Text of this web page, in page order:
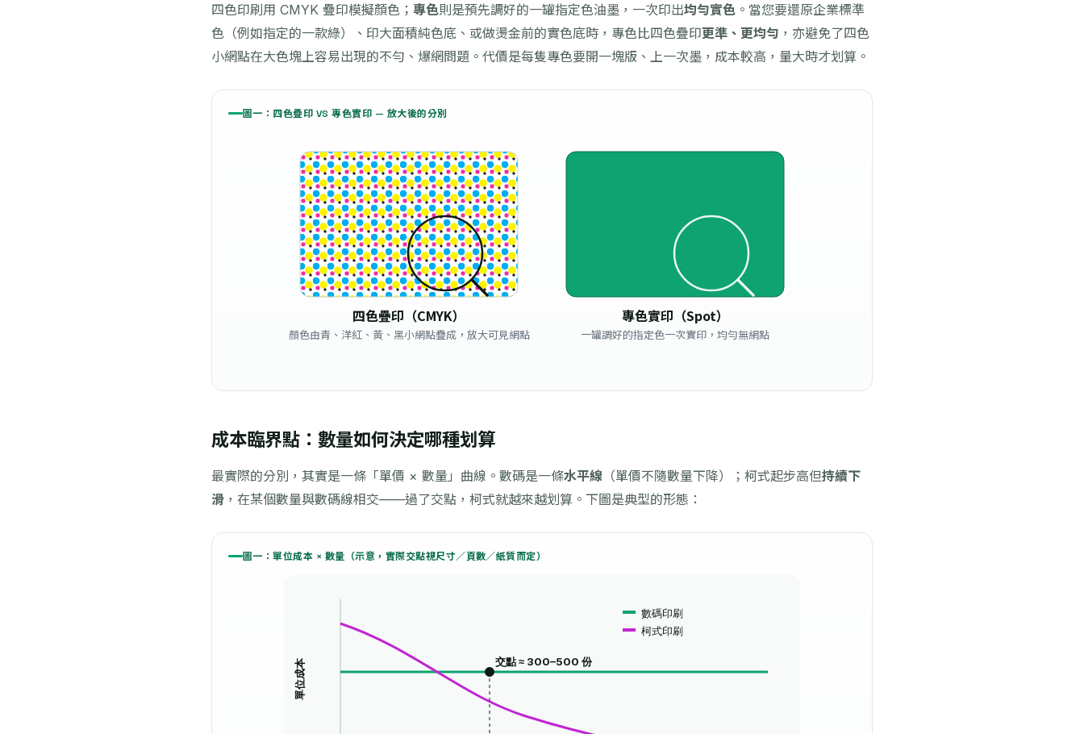
四色印刷用 CMYK 疊印模擬顏色； 專色則是預先調好的一罐指定色油墨，一次印出均勻實色 。當您要還原企業標準
色（例如指定的一款綠）、印大面積純色底、或做燙金前的實色底時，專色比四色疊印更準、更均勻 ，亦避免了四色
小網點在大色塊上容易出現的不勻、爆網問題。代價是每隻專色要開一塊版、上一次墨，成本較高，量大時才划算。
圖一：四色疊印 VS 專色實印 — 放大後的分別
四色疊印（CMYK）
顏色由青、洋紅、黃、黑小網點疊成，放大可見網點
專色實印（Spot）
一罐調好的指定色一次實印，均勻無網點
成本臨界點：數量如何決定哪種划算
最實際的分別，其實是一條「單價 × 數量」曲線。數碼是一條水平線 （單價不隨數量下降）；柯式起步高但持續下
滑 ，在某個數量與數碼線相交——過了交點，柯式就越來越划算。下圖是典型的形態：
圖一：單位成本 × 數量（示意，實際交點視尺寸／頁數／紙質而定）
單位成本 交點 ≈ 300–500 份
數碼印刷
柯式印刷